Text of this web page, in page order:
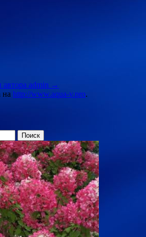
автора admin →
на http://www.aqua-v.pro.